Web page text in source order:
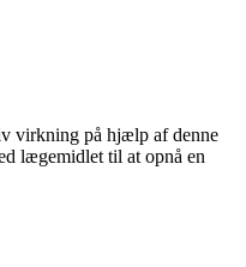
virkning på hjælp af denne
lægemidlet til at opnå en